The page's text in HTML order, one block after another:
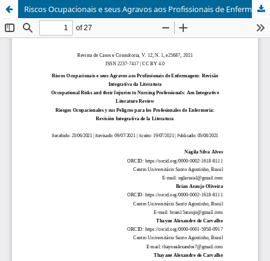
Riscos Ocupacionais e seus Agravos aos Profissionais de Enfermagem: Revisão Integrativa da Literatura